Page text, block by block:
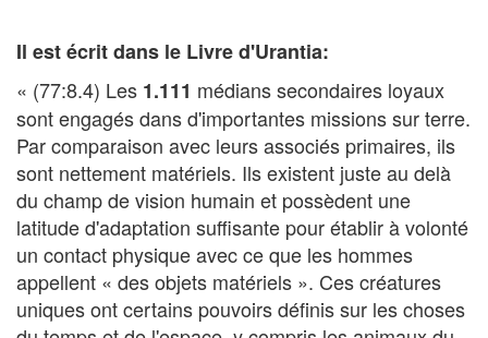
Il est écrit dans le Livre d'Urantia:
« (77:8.4) Les 1.111 médians secondaires loyaux
sont engagés dans d'importantes missions sur terre.
Par comparaison avec leurs associés primaires, ils
sont nettement matériels. Ils existent juste au delà
du champ de vision humain et possèdent une
latitude d'adaptation suffisante pour établir à volonté
un contact physique avec ce que les hommes
appellent « des objets matériels ». Ces créatures
uniques ont certains pouvoirs définis sur les choses